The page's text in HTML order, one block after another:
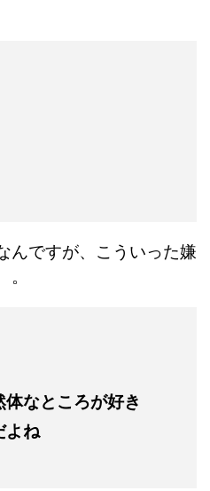
んですが、こういった嫌
なところが好き
よね